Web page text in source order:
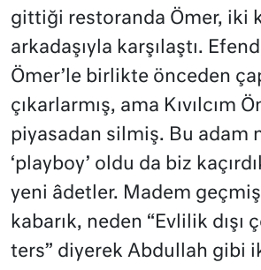
gittiği restoranda Ömer, iki
arkadaşıyla karşılaştı.
Ömer’le birlikte önceden
çıkarlarmış, ama Kıvılcım
piyasadan silmiş. Bu adam
‘playboy’ oldu da biz
yeni âdetler. Madem
kabarık, neden “Evlilik dışı
ters” diyerek Abdullah gibi